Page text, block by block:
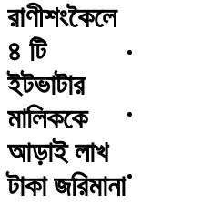
রাণীশংকৈলে
৪ টি
ইটভাটার
মালিককে
আড়াই লাখ
টাকা জরিমানা